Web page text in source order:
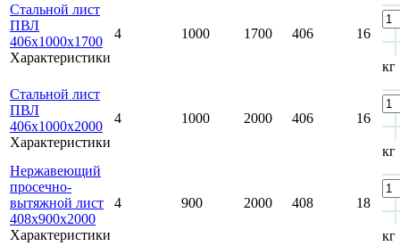
Стальной лист
ПВЛ
406х1000х1700
Характеристики
4 1000 1700 406 16
кг
Стальной лист
ПВЛ
406х1000х2000
Характеристики
4 1000 2000 406 16
кг
Нержавеющий
просечно-
вытяжной лист
408х900х2000
Характеристики
4 900 2000 408 18
кг